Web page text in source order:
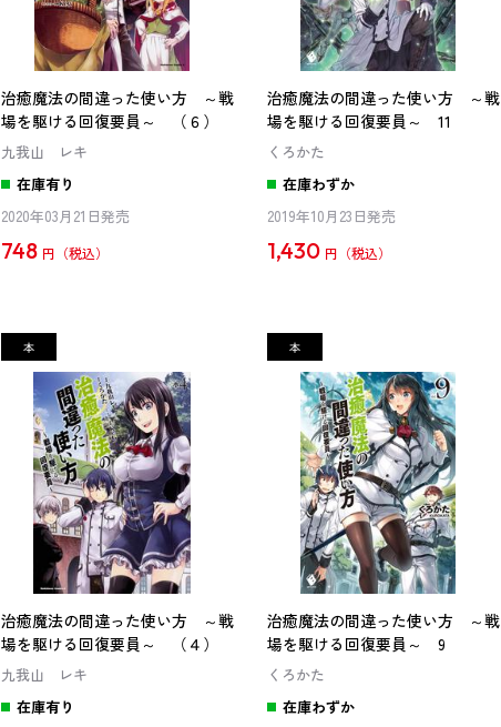
治癒魔法の間違った使い方 ～戦
場を駆ける回復要員～ （６）
九我山 レキ
在庫有り
2020年03月21日発売
748 円
治癒魔法の間違った使い方 ～戦
場を駆ける回復要員～ 11
くろかた
在庫わずか
2019年10月23日発売
1,430 円
治癒魔法の間違った使い方 ～戦
場を駆ける回復要員～ （４）
九我山 レキ
在庫有り
治癒魔法の間違った使い方 ～戦
場を駆ける回復要員～ 9
くろかた
在庫わずか